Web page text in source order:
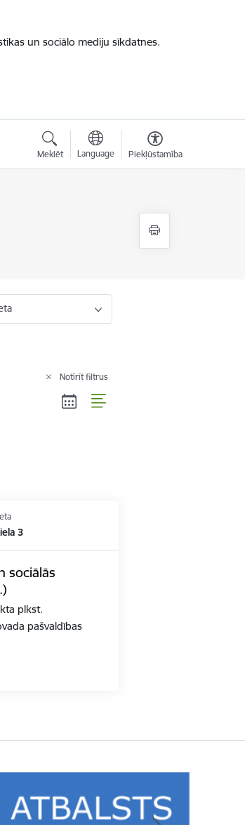
un sociālo mediju sīkdatnes.
Meklēt Language Piekļūstamība
Notīrīt filtrus
3
sociālās
plkst.
pašvaldības